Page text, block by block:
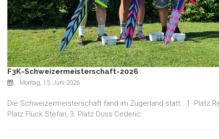
F3K-Schweizermeisterschaft-2026
Montag, 15. Juni 2026
Die Schweizermeisterschaft fand im Zugerland statt.. 1. Platz
Platz Fluck Stefan, 3. Platz Duss Cederic